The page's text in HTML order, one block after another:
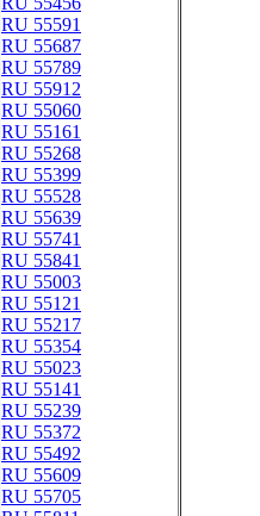
RU 55591
RU 55687
RU 55789
RU 55912
RU 55060
RU 55161
RU 55268
RU 55399
RU 55528
RU 55639
RU 55741
RU 55841
RU 55003
RU 55121
RU 55217
RU 55354
RU 55023
RU 55141
RU 55239
RU 55372
RU 55492
RU 55609
RU 55705